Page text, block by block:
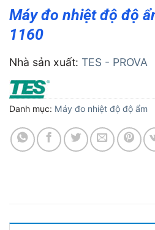
Máy đo nhiệt độ độ
1160
Nhà sản xuất: TES - PROVA
Danh mục: Máy đo nhiệt độ độ ẩm